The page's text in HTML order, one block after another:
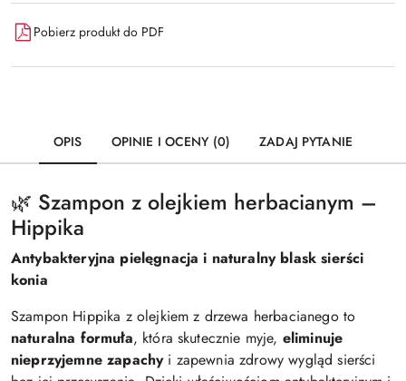
Pobierz produkt do PDF
OPIS OPINIE I OCENY (0) ZADAJ PYTANIE
🌿 Szampon z olejkiem herbacianym –
Hippika
Antybakteryjna pielęgnacja i naturalny blask sierści
konia
Szampon Hippika z olejkiem z drzewa herbacianego to
naturalna formuła, która skutecznie myje, eliminuje
nieprzyjemne zapachyi zapewnia zdrowy wygląd sierści